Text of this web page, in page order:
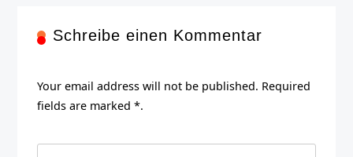
Schreibe einen Kommentar
Your email address will not be published. Required
fields are marked *.